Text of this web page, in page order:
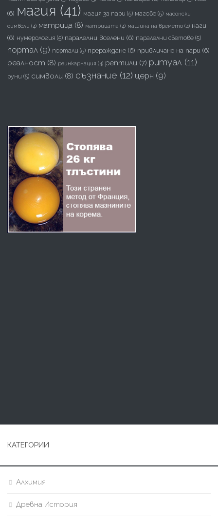
(6) магия (41) магия за пари (5) магове (5) масонски
символи (4) матрица (8) матрицата (4) машина на времето (4) наги
(6) нумерология (5) паралелни вселени (6) паралелни светове (5)
портал (9) портали (5) прераждане (6) привличане на пари (6)
реалност (8) реинкарнация (4) рептили (7) ритуал (11)
руни (5) символи (8) съзнание (12) церн (9)
КАТЕГОРИИ
Алхимия
Древна История